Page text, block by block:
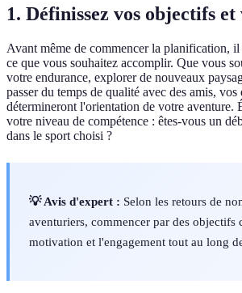
1. Définissez vos objectifs
Avant même de commencer la planification,
ce que vous souhaitez accomplir. Que vous
votre endurance, explorer de nouveaux
passer du temps de qualité avec des amis, vos
détermineront l'orientation de votre aventure.
votre niveau de compétence : êtes-vous un
dans le sport choisi ?
💡 Avis d'expert : Selon les retours de
aventuriers, commencer par des objectifs
motivation et l'engagement tout au long